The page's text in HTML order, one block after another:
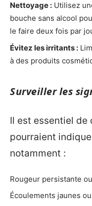
Nettoyage : Utilisez
bouche sans alcool
le faire deux fois par
Évitez les irritants :
à des produits
Surveiller les
Il est essentiel de
pourraient
notamment :
Rougeur persistante
Écoulements jaunes